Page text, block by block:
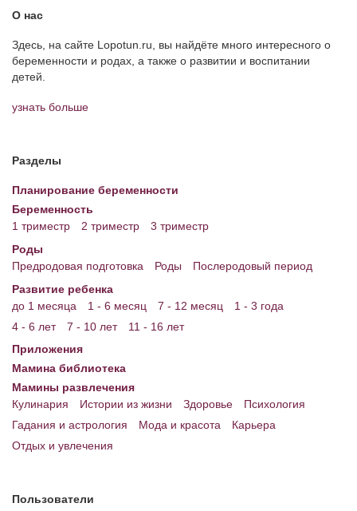
О нас
Здесь, на сайте Lopotun.ru, вы найдёте много интересного о
беременности и родах, а также о развитии и воспитании
детей.
узнать больше
Разделы
Планирование беременности
Беременность
1 триместр
2 триместр
3 триместр
Роды
Предродовая подготовка
Роды
Послеродовый период
Развитие ребенка
до 1 месяца
1 - 6 месяц 7 - 12 месяц
1 - 3 года
4 - 6 лет
7 - 10 лет
11 - 16 лет
Приложения
Мамина библиотека
Мамины развлечения
Кулинария
Истории из жизни Здоровье
Психология
Гадания и астрология
Мода и красота
Карьера
Отдых и увлечения
Пользователи